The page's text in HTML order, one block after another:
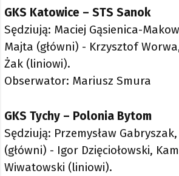
GKS Katowice – STS Sanok
Sędziują: Maciej Gąsienica-
Majta (główni) - Krzysztof
Żak (liniowi).
Obserwator: Mariusz Smura
GKS Tychy – Polonia Bytom
Sędziują: Przemysław
(główni) - Igor Dzięciołowski,
Wiwatowski (liniowi).